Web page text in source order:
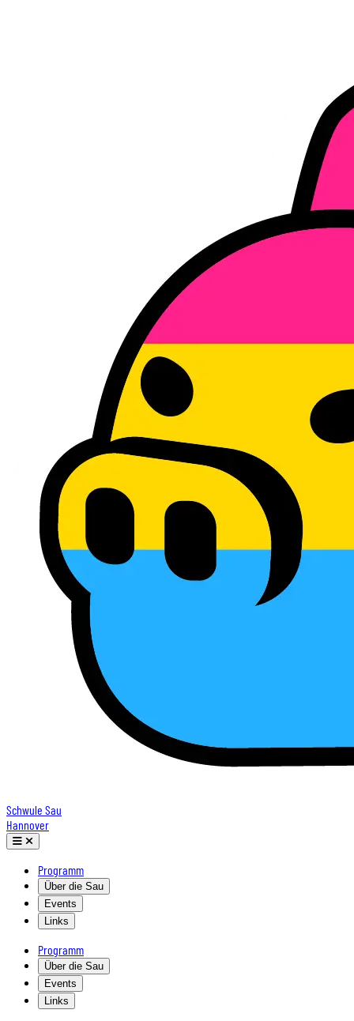
Schwule Sau
Hannover
Programm
Über die Sau
Events
Links
Programm
Über die Sau
Events
Links